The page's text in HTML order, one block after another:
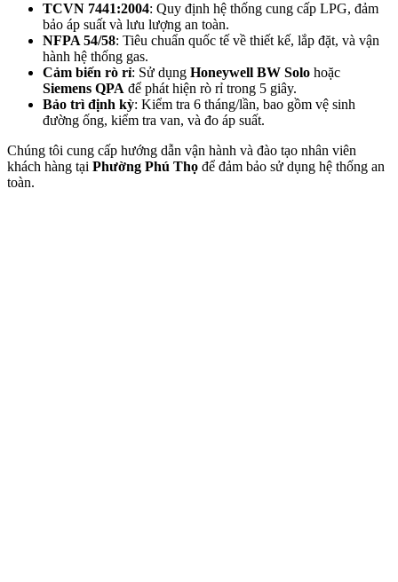
TCVN 7441:2004: Quy định hệ thống cung cấp LPG, đảm
bảo áp suất và lưu lượng an toàn.
NFPA 54/58: Tiêu chuẩn quốc tế về thiết kế, lắp đặt, và vận
hành hệ thống gas.
Cảm biến rò rỉ: Sử dụng Honeywell BW Solo hoặc
Siemens QPA để phát hiện rò rỉ trong 5 giây.
Bảo trì định kỳ: Kiểm tra 6 tháng/lần, bao gồm vệ sinh
đường ống, kiểm tra van, và đo áp suất.
Chúng tôi cung cấp hướng dẫn vận hành và đào tạo nhân viên
khách hàng tại Phường Phú Thọ để đảm bảo sử dụng hệ thống an
toàn.